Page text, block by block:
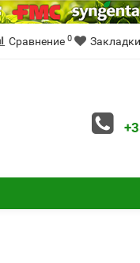
Сравнение 0 Закладки